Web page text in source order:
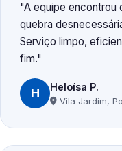
A equipe encontrou
quebra
Serviço limpo,
fim.
H Heloísa P.
Vila Jardim,